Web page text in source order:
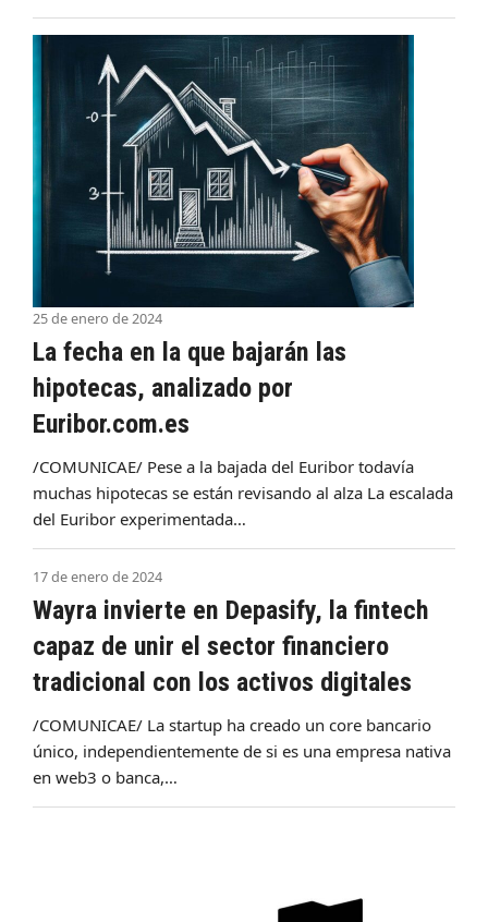
25 de enero de 2024
La fecha en la que bajarán las
hipotecas, analizado por
Euribor.com.es
/COMUNICAE/ Pese a la bajada del Euribor todavía
muchas hipotecas se están revisando al alza La escalada
del Euribor experimentada…
17 de enero de 2024
Wayra invierte en Depasify, la fintech
capaz de unir el sector financiero
tradicional con los activos digitales
/COMUNICAE/ La startup ha creado un core bancario
único, independientemente de si es una empresa nativa
en web3 o banca,…